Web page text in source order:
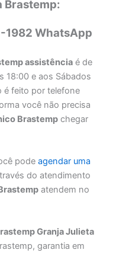
Brastemp:
1982 WhatsApp
assistência é de
18:00 e aos Sábados
é feito por telefone
você não precisa
Brastemp chegar
podeagendar uma
do atendimento
atendem no
Granja Julieta
garantia em